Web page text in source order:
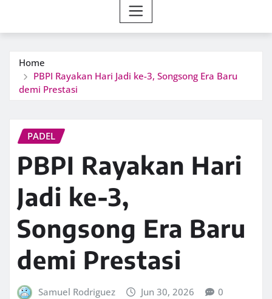
Home
PBPI Rayakan Hari Jadi ke-3, Songsong Era Baru
demi Prestasi
PADEL
PBPI Rayakan Hari
Jadi ke-3,
Songsong Era Baru
demi Prestasi
Samuel Rodriguez Jun 30, 2026 0